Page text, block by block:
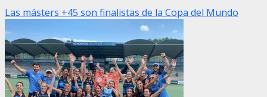
Las másters +45 son finalistas de la Copa del Mundo